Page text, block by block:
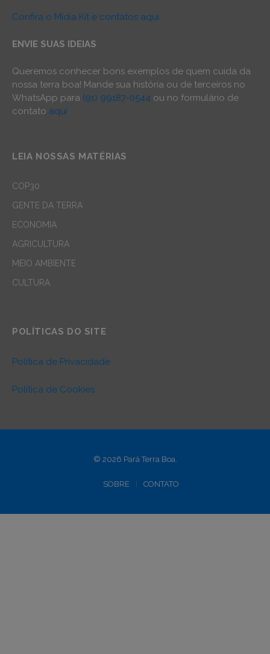
Confira o Mídia Kit e contatos aqui
ENVIE SUAS IDEIAS
Queremos conhecer bons exemplos de quem cuida da
nossa terra boa! Mande sua história ou de terceiros no
WhatsApp para (91) 99187-0544 ou no formulário de
contato aqui.
LEIA NOSSAS MATÉRIAS
COP30
GENTE DA TERRA
ECONOMIA
AGRICULTURA
MEIO AMBIENTE
CULTURA
POLÍTICAS DO SITE
Política de Privacidade
Política de Cookies
© 2026 Pará Terra Boa.
SOBRE CONTATO